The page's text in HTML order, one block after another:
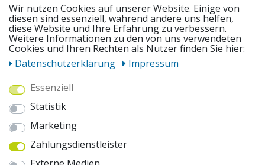
UNSERE ANGEBOTE
WIR VERSENDEN MIT
AUSZEICHNUNGEN & SICHERHEIT
Wir nutzen Cookies auf unserer Website. Einige von
diesen sind essenziell, während andere uns helfen,
diese Website und Ihre Erfahrung zu verbessern.
Weitere Informationen zu den von uns verwendeten
Cookies und Ihren Rechten als Nutzer finden Sie hier:
Daten­schutz­erklärung
Impressum
Essenziell
Statistik
Marketing
Zahlungsdienstleister